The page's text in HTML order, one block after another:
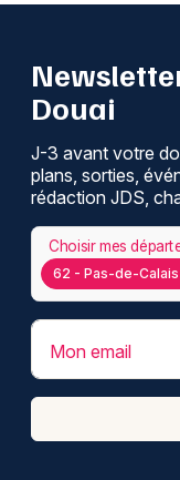
Douai
J-3 avant votre
plans, sorties,
rédaction JDS,
62 - Pas-de-Calais
Choisir mes
Mon email